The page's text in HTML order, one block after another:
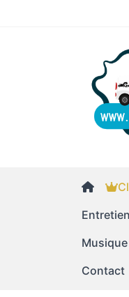
Musique
Contact